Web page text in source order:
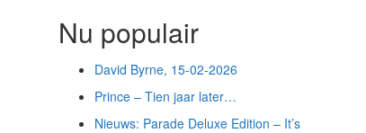
Nu populair
David Byrne, 15-02-2026
Prince – Tien jaar later…
Nieuws: Parade Deluxe Edition – It’s